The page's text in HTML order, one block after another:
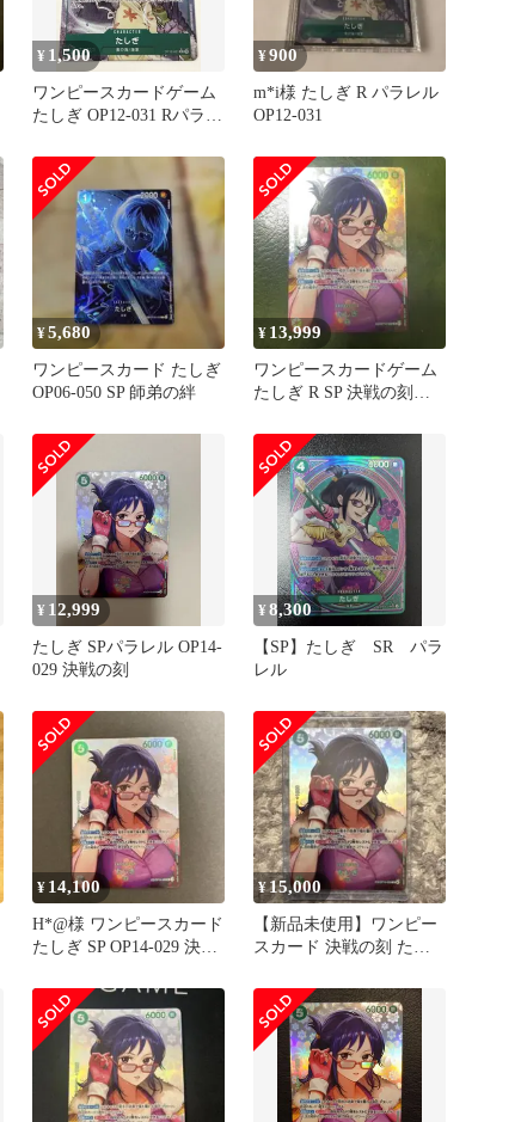
¥ 1,500
ワンピースカードゲーム
たしぎ OP12-031 Rパラレ
¥900
m*i様 たしぎ R パラレル
OP12-031
¥5,680
ワンピースカード たしぎ
OP06-050 SP 師弟の絆
¥ 13,999
ワンピースカードゲーム
たしぎ R SP 決戦の刻
¥ 12,999
たしぎ SPパラレル OP14-
029 決戦の刻
¥8,300
【SP】たしぎ SR パラ
レル
¥ 14,100
H*@様 ワンピースカード
たしぎ SP OP14-029 決戦
¥15,000
【新品未使用】ワンピー
スカード 決戦の刻 たし